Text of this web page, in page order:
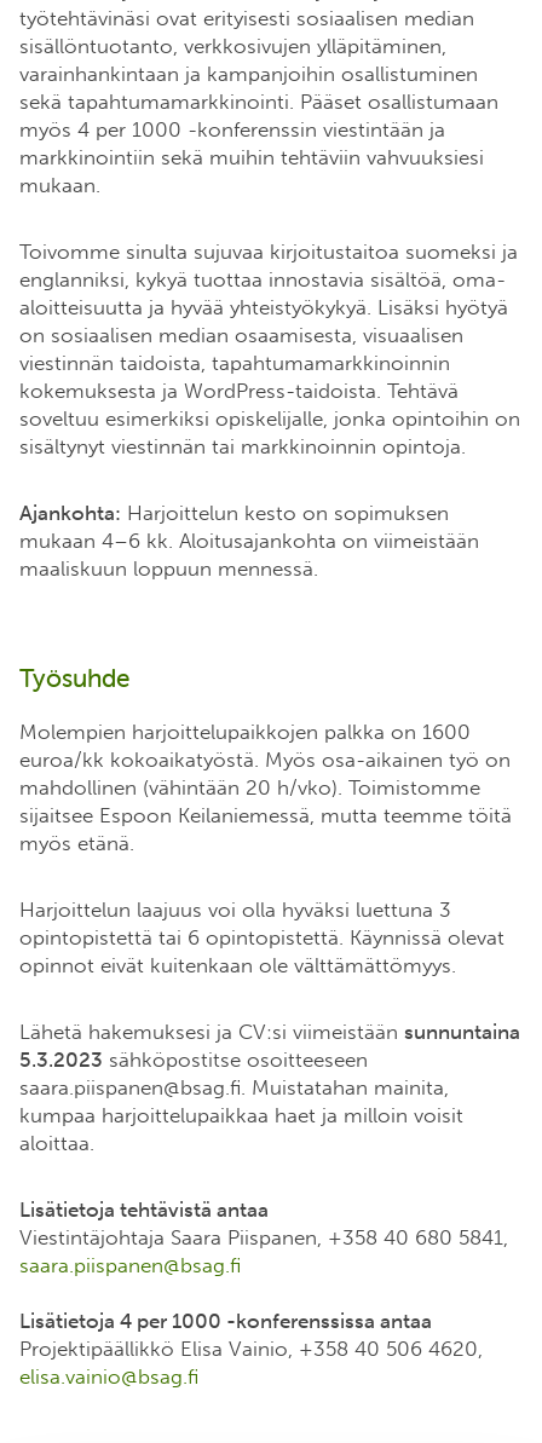
työtehtävinäsi ovat erityisesti sosiaalisen median
sisällöntuotanto, verkkosivujen ylläpitäminen,
varainhankintaan ja kampanjoihin osallistuminen
sekä tapahtumamarkkinointi. Pääset osallistumaan
myös 4 per 1000 -konferenssin viestintään ja
markkinointiin sekä muihin tehtäviin vahvuuksiesi
mukaan.
Toivomme sinulta sujuvaa kirjoitustaitoa suomeksi ja
englanniksi, kykyä tuottaa innostavia sisältöä, oma-
aloitteisuutta ja hyvää yhteistyökykyä. Lisäksi hyötyä
on sosiaalisen median osaamisesta, visuaalisen
viestinnän taidoista, tapahtumamarkkinoinnin
kokemuksesta ja WordPress-taidoista. Tehtävä
soveltuu esimerkiksi opiskelijalle, jonka opintoihin on
sisältynyt viestinnän tai markkinoinnin opintoja.
Ajankohta: Harjoittelun kesto on sopimuksen
mukaan 4–6 kk. Aloitusajankohta on viimeistään
maaliskuun loppuun mennessä.
Työsuhde
Molempien harjoittelupaikkojen palkka on 1600
euroa/kk kokoaikatyöstä. Myös osa-aikainen työ on
mahdollinen (vähintään 20 h/vko). Toimistomme
sijaitsee Espoon Keilaniemessä, mutta teemme töitä
myös etänä.
Harjoittelun laajuus voi olla hyväksi luettuna 3
opintopistettä tai 6 opintopistettä. Käynnissä olevat
opinnot eivät kuitenkaan ole välttämättömyys.
Lähetä hakemuksesi ja CV:si viimeistään sunnuntaina
5.3.2023 sähköpostitse osoitteeseen
saara.piispanen@bsag.fi. Muistatahan mainita,
kumpaa harjoittelupaikkaa haet ja milloin voisit
aloittaa.
Lisätietoja tehtävistä antaa
Viestintäjohtaja Saara Piispanen, +358 40 680 5841,
saara.piispanen@bsag.fi
Lisätietoja 4 per 1000 -konferenssissa antaa
Projektipäällikkö Elisa Vainio, +358 40 506 4620,
elisa.vainio@bsag.fi